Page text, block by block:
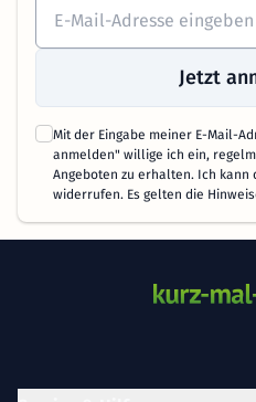
Jetzt
Mit der Eingabe meiner E-Mail-
anmelden" willige ich ein,
Angeboten zu erhalten. Ich kann
widerrufen. Es gelten die